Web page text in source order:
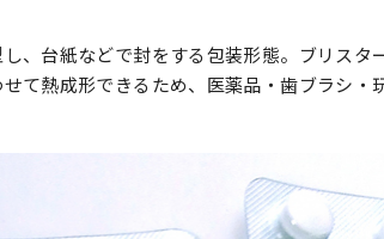
、台紙などで封をする包装形態。ブリス
て熱成形できるため、医薬品・歯ブラシ・